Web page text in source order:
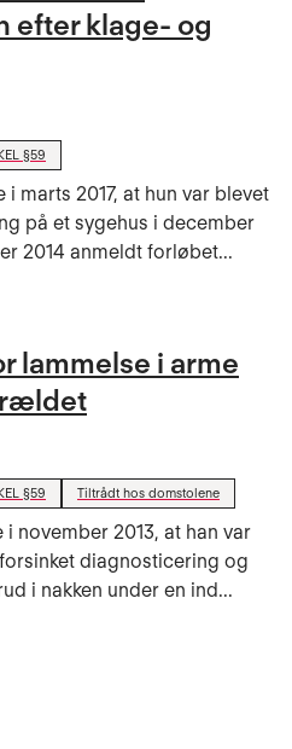
klage- og
§59
marts 2017, at hun var blevet
på et sygehus i december
2014 anmeldt forløbet...
lammelse i arme
§59 Tiltrådt hos domstolene
november 2013, at han var
diagnosticering og
i nakken under en ind...